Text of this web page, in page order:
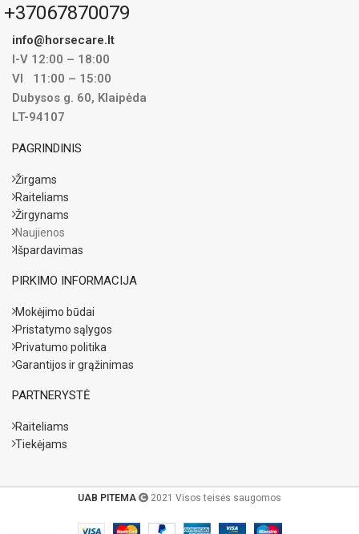
+37067870079
info@horsecare.lt
I-V 12:00 – 18:00
VI 11:00 – 15:00
Dubysos g. 60, Klaipėda
LT-94107
PAGRINDINIS
Žirgams
Raiteliams
Žirgynams
Naujienos
Išpardavimas
PIRKIMO INFORMACIJA
Mokėjimo būdai
Pristatymo sąlygos
Privatumo politika
Garantijos ir grąžinimas
PARTNERYSTĖ
Raiteliams
Tiekėjams
UAB PITEMA 2021 Visos teisės saugomos